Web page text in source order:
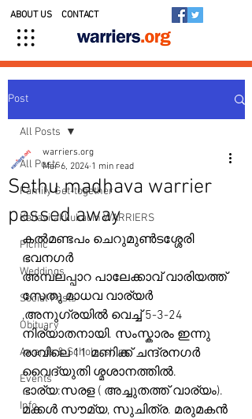
ABOUT US CONTACT
Post
All Posts
Family Get-together
Kedavilakkukal in WARRIERS
Picnic
Weddings
Social Posts
Obituary
Awards & Scholarships
Events
Info
All Posts
Sethu madhava warrier
passed away
warriers.org
Mar 6, 2024 1 min read
കൽമണ്ടപം ചെറുമുൺടശ്ശേരി
ഭവനഗർ
അമ്പലപ്പാറ പാലേക്കാവ് വാരിയത്ത്
സേതു മാധവ വാര്യർ
,അനുഗ്രയിൽ വെച്ച് 5-3-24
നിര്യാതനായി. സംസ്കാരം ഇന്നു
രാവിലെ 11 മണിക്ക് ചന്ദ്രനഗർ
വൈദ്യുതി ശ്മശാനത്തിൽ.
ഭാര്യ:സരള ( അച്ചുതത്ത് വാര്യം).
മക്കൾ സൗമ്യ, സുചിത്ര. മരുമകൻ